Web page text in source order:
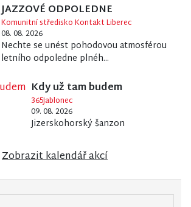
JAZZOVÉ ODPOLEDNE
Komunitní středisko Kontakt Liberec
08. 08. 2026
Nechte se unést pohodovou atmosférou
letního odpoledne plnéh...
Kdy už tam budem
365Jablonec
09. 08. 2026
Jizerskohorský šanzon
Zobrazit kalendář akcí